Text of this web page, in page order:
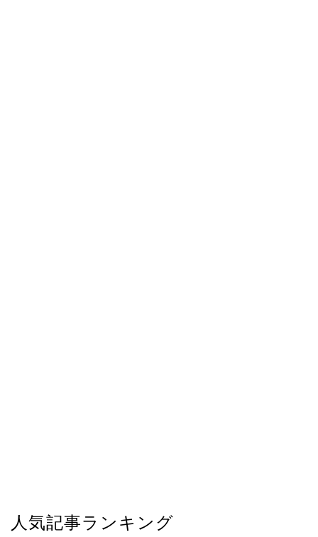
人気記事ランキング